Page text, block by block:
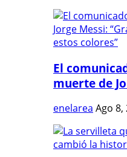
El
muerte de
enelarea Ago 8,